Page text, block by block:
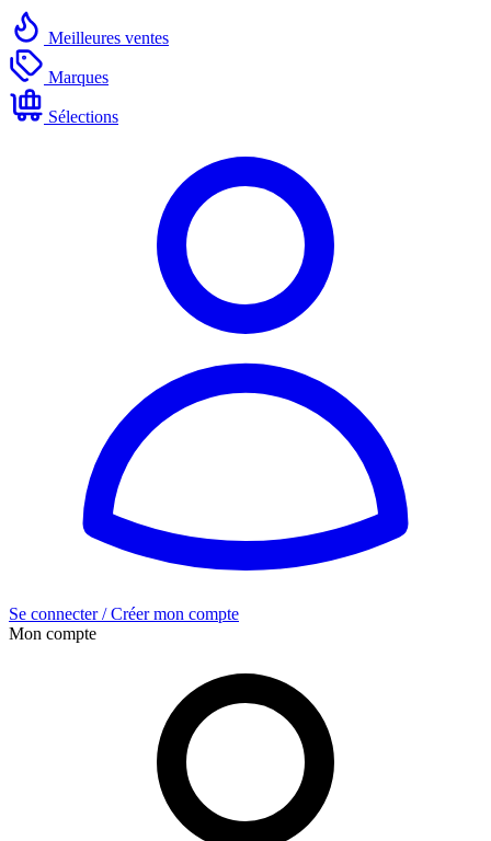
Meilleures ventes
Marques
Sélections
Se connecter / Créer mon compte
Mon compte